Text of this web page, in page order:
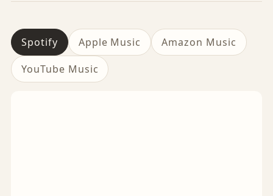
Spotify Apple Music
Amazon Music
YouTube Music